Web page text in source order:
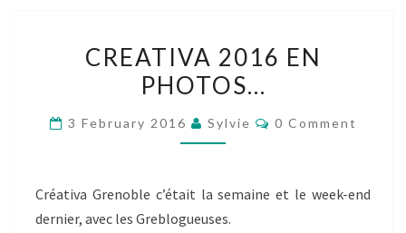
2016
EN
CREATIVA 2016 EN
PHOTOS…
3 February 2016 Sylvie Comments
0 Comment
Créativa Grenoble c’était la semaine et le week-end
dernier, avec les Greblogueuses.